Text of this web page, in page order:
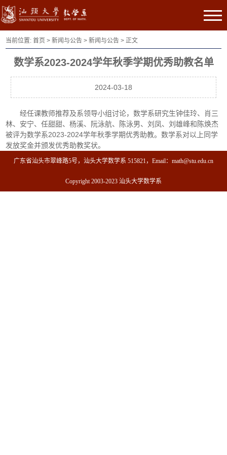
当前位置:首页 >新闻与公告 >新闻与公告 > 正文
数学系2023-2024学年秋季学期优秀助教名单
2024-03-18
经任课教师推荐及系领导小组讨论，数学系研究生钟佳玲、肖三
林、安宁、任甜甜、杨溪、阮泳航、陈泳男、刘凤、刘雄峰和陈焕杰
被评为数学系2023-2024学年秋季学期优秀助教。数学系对以上同学
发放奖金并颁发优秀助教奖状。
广东省汕头市翠峰路5号，汕头大学数学系 515821，Email：math@stu.edu.cn
Copyright 2003-2023 汕头大学数学系